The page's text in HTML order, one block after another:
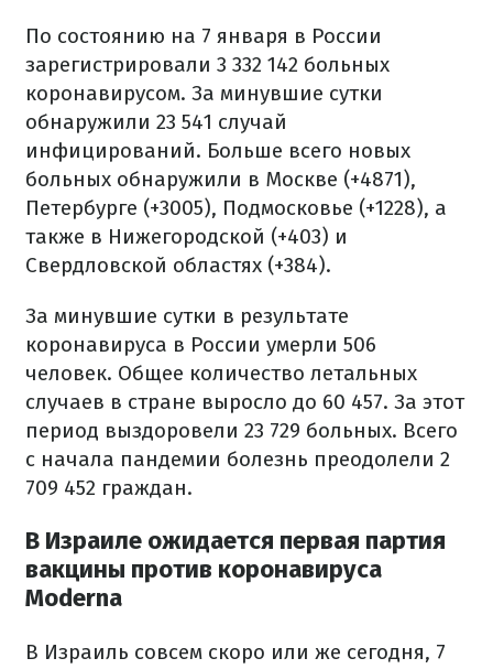
По состоянию на 7 января в России
зарегистрировали 3 332 142 больных
коронавирусом. За минувшие сутки
обнаружили 23 541 случай
инфицирований. Больше всего новых
больных обнаружили в Москве (+4871),
Петербурге (+3005), Подмосковье (+1228), а
также в Нижегородской (+403) и
Свердловской областях (+384).
За минувшие сутки в результате
коронавируса в России умерли 506
человек. Общее количество летальных
случаев в стране выросло до 60 457. За этот
период выздоровели 23 729 больных. Всего
с начала пандемии болезнь преодолели 2
709 452 граждан.
В Израиле ожидается первая партия
вакцины против коронавируса
Moderna
В Израиль совсем скоро или же сегодня, 7